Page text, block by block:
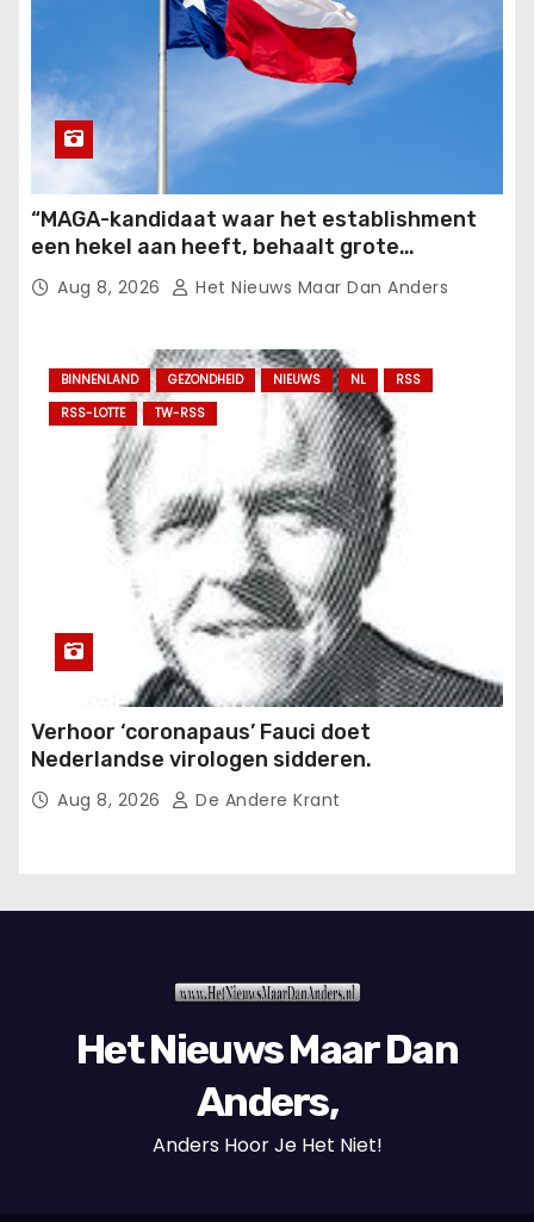
“MAGA-kandidaat waar het establishment
een hekel aan heeft, behaalt grote
onverwachte overwinning voorafgaand aan
tussentijdse verkiezingen”
Aug 8, 2026 Het Nieuws Maar Dan Anders
BINNENLAND GEZONDHEID NIEUWS NL
RSS
RSS-LOTTE
TW-RSS
Verhoor ‘coronapaus’ Fauci doet
Nederlandse virologen sidderen.
Aug 8, 2026 De Andere Krant
Het Nieuws Maar Dan
Anders,
Anders Hoor Je Het Niet!